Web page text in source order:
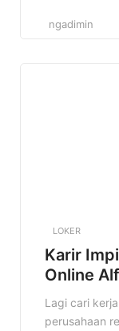
Indonesia,
ngadimin
LOKER
Karir
Online
Terbaru
Lagi cari
perusahaan